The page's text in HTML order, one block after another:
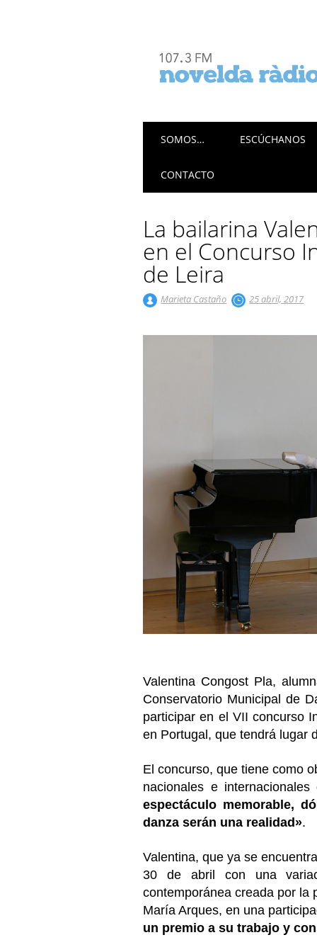
Menú principal
SOMOS… ESCÚCHANOS
CONTACTO
La bailarina
en el Concurso
de Leira
Marieta Castaño 25 abril, 2017
Valentina Congost Pla,
Conservatorio Municipal de
participar en el VII concurso
en Portugal, que tendrá lugar
El concurso, que tiene como
nacionales e
espectáculo memorable,
danza serán una realidad».
Valentina, que ya se
30 de abril con una
contemporánea creada por la
María Arques, en una
un premio a su trabajo y